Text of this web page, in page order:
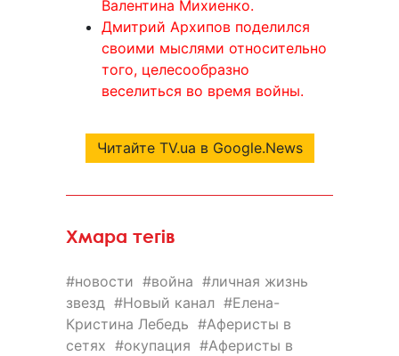
Валентина Михиенко.
Дмитрий Архипов поделился
своими мыслями относительно
того, целесообразно
веселиться во время войны.
Читайте TV.ua в Google.News
Хмара тегів
новости война
личная жизнь
звезд
Новый канал
Елена-
Кристина Лебедь
Аферисты в
сетях
окупация
Аферисты в